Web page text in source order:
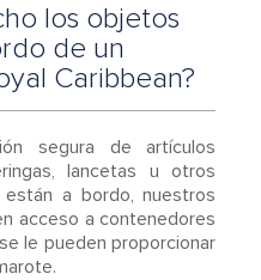
los objetos
de un
Caribbean?
segura de artículos
lancetas u otros
a bordo, nuestros
acceso a contenedores
le pueden proporcionar